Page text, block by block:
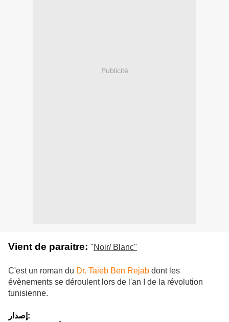
Publicité
Vient de paraitre: "Noir/ Blanc"
C'est un roman du Dr. Taieb Ben Rejab dont les
évènements se déroulent lors de l'an I de la révolution
tunisienne.
إصدار: